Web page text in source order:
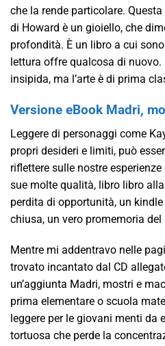
che la rende particolare.
di Howard è un gioiello, che
profondità. È un libro a cui
lettura offre qualcosa di nuovo.
insipida, ma l’arte è di prima
Versione eBook Madri,
Leggere di personaggi come
propri desideri e limiti, può
riflettere sulle nostre
sue molte qualità, libro libro
perdita di opportunità, un
chiusa, un vero promemoria
Mentre mi addentravo nelle
trovato incantato dal CD
un’aggiunta Madri, mostri e
prima elementare o scuola
leggere per le giovani menti da
tortuosa che perde la